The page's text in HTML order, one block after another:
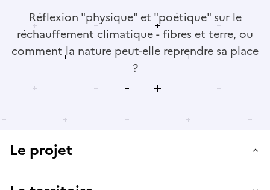
Réflexion "physique" et "poétique" sur le
réchauffement climatique - fibres et terre, ou
comment la nature peut-elle reprendre sa place
?
Le projet